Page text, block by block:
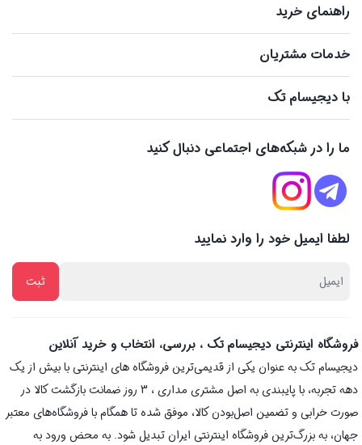
راهنمای خرید
خدمات مشتریان
با دیجیسام تک
ما را در شبکه‌های اجتماعی دنبال کنید
لطفا ایمیل خود را وارد نمایید
فروشگاه اینترنتی دیجیسام تک ، بررسی، انتخاب و خرید آنلاین
دیجیسام تک به عنوان یکی از قدیمی‌ترین فروشگاه های اینترنتی با بیش از یک
دهه تجربه، با پایبندی به اصل مشتری مداری ، 3 روز ضمانت بازگشت کالا در
صورت خرابی و تضمین اصل‌بودن کالا، موفق شده تا همگام با فروشگاه‌های معتبر
جهان، به بزرگ‌ترین فروشگاه اینترنتی ایران تبدیل شود. به محض ورود به